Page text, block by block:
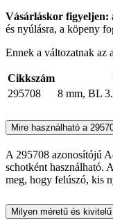
Vásárláskor figyeljen:
és nyúlásra, a köpeny
Ennek a változatnak az
Cikkszám
295708
8 mm, BL
Mire használható a
A 295708 azonosítójú
schotként használható.
meg, hogy felúszó, kis
Milyen méretű és